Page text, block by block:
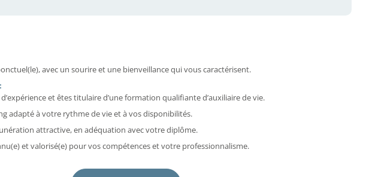
avec un sourire et une bienveillance qui vous caractérisent.
et êtes titulaire d’une formation qualifiante d’auxiliaire de vie.
adapté à votre rythme de vie et à vos disponibilités.
attractive, en adéquation avec votre diplôme.
et valorisé(e) pour vos compétences et votre professionnalisme.